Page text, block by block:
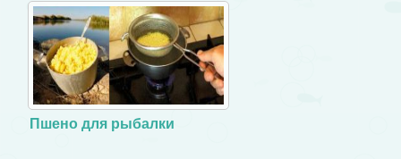
Пшено для рыбалки